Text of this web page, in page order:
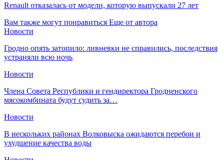
Renault отказалась от модели, которую выпускали 27 лет
Вам также могут понравиться Еще от автора
Новости
Гродно опять затопило: ливневки не справились, последствия
устраняли всю ночь
Новости
Члена Совета Республики и гендиректора Гродненского
мясокомбината будут судить за…
Новости
В нескольких районах Волковыска ожидаются перебои и
ухудшение качества воды